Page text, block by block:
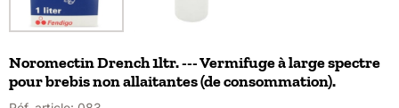
Noromectin Drench 1ltr. --- Vermifuge à large spectre
pour brebis non allaitantes (de consommation).